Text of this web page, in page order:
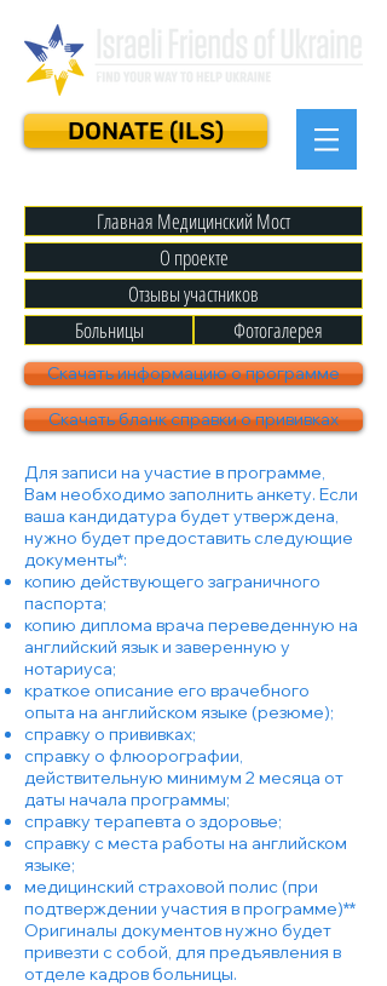
DONATE (ILS)
Главная Медицинский Мост
О проекте
Отзывы участников
Больницы
Фотогалерея
Скачать информацию о программе
Скачать бланк справки о прививках
Для записи на участие в программе,
Вам необходимо заполнить анкету. Если
ваша кандидатура будет утверждена,
нужно будет предоставить следующие
документы*:
копию действующего заграничного
паспорта;
копию диплома врача переведенную на
английский язык и заверенную у
нотариуса;
краткое описание его врачебного
опыта на английском языке (резюме);
справку о прививках;
справку о флюорографии,
действительную минимум 2 месяца от
даты начала программы;
справку терапевта о здоровье;
справку с места работы на английском
языке;
медицинский страховой полис (при
подтверждении участия в программе)**
Оригиналы документов нужно будет
привезти с собой, для предъявления в
отделе кадров больницы.